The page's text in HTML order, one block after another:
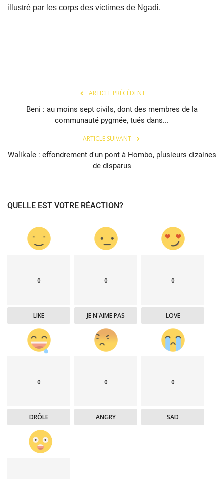
illustré par les corps des victimes de Ngadi.
ARTICLE PRÉCÉDENT
Beni : au moins sept civils, dont des membres de la
communauté pygmée, tués dans...
ARTICLE SUIVANT
Walikale : effondrement d'un pont à Hombo, plusieurs dizaines
de disparus
QUELLE EST VOTRE RÉACTION?
0
LIKE
0
JE N'AIME PAS
0
LOVE
0
DRÔLE
0
ANGRY
0
SAD